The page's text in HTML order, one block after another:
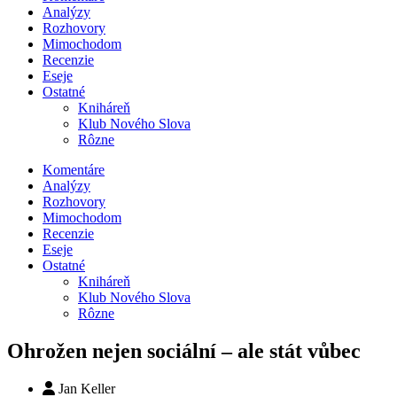
Analýzy
Rozhovory
Mimochodom
Recenzie
Eseje
Ostatné
Kniháreň
Klub Nového Slova
Rôzne
Komentáre
Analýzy
Rozhovory
Mimochodom
Recenzie
Eseje
Ostatné
Kniháreň
Klub Nového Slova
Rôzne
Ohrožen nejen sociální – ale stát vůbec
Jan Keller